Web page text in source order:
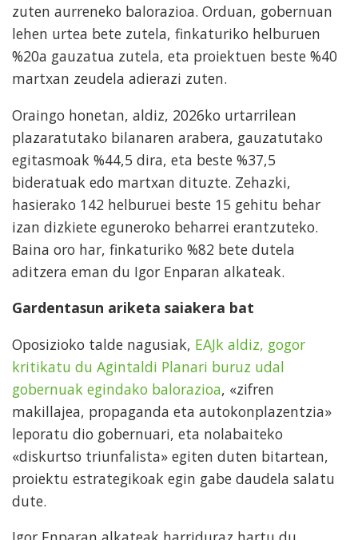
zuten aurreneko balorazioa. Orduan, gobernuan
lehen urtea bete zutela, finkaturiko helburuen
%20a gauzatua zutela, eta proiektuen beste %40
martxan zeudela adierazi zuten.
Oraingo honetan, aldiz, 2026ko urtarrilean
plazaratutako bilanaren arabera, gauzatutako
egitasmoak %44,5 dira, eta beste %37,5
bideratuak edo martxan dituzte. Zehazki,
hasierako 142 helburuei beste 15 gehitu behar
izan dizkiete eguneroko beharrei erantzuteko.
Baina oro har, finkaturiko %82 bete dutela
aditzera eman du Igor Enparan alkateak.
Gardentasun ariketa saiakera bat
Oposizioko talde nagusiak, EAJk aldiz, gogor
kritikatu du Agintaldi Planari buruz udal
gobernuak egindako balorazioa, «zifren
makillajea, propaganda eta autokonplazentzia»
leporatu dio gobernuari, eta nolabaiteko
«diskurtso triunfalista» egiten duten bitartean,
proiektu estrategikoak egin gabe daudela salatu
dute.